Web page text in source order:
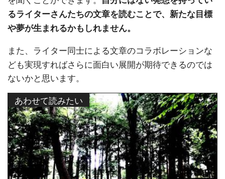
るライターさんたちの文章を読むことで、新たな目標
や夢が生まれるかもしれません。
また、ライター同士による文章のコラボレーションな
ども実現すればさらに面白い展開が期待できるのでは
ないかと思います。
あわせて読みたい